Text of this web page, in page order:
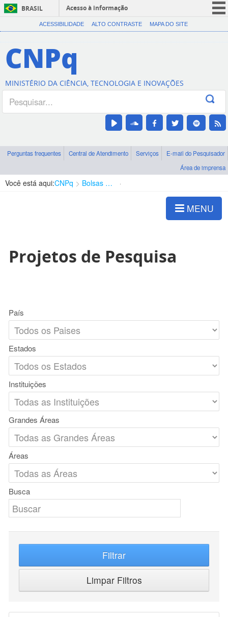
BRASIL
Acesso à informação
CORONAVÍRUS (COVID-19)
Canais
ACESSIBILIDADE ALTO CONTRASTE MAPA DO SITE
CNPq
MINISTÉRIO DA CIÊNCIA, TECNOLOGIA E INOVAÇÕES
Perguntas frequentes Central de Atendimento Serviços
E-mail do Pesquisador
Área de imprensa
Você está aqui:CNPq Bolsas e Auxílios Vigentes
MENU
Projetos de Pesquisa
País
Estados
Instituições
Grandes Áreas
Áreas
Busca
Filtrar
Limpar Filtros